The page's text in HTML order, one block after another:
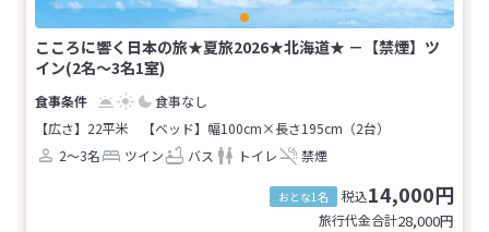
こころに響く日本の旅★夏旅2026★北海道★ －【禁煙】ツ
イン(2名～3名1室)
食事なし
【広さ】22平米
【ベッド】幅100cm×長さ195cm（2台）
2～3名
ツイン バス トイレ 禁煙
おとな1名 税込14,000円
旅行代金合計28,000円